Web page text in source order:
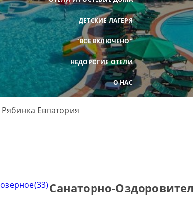
ДЕТСКИЕ ЛАГЕРЯ
"ВСЕ ВКЛЮЧЕНО"
НЕДОРОГИЕ ОТЕЛИ
О НАС
Санаторно-